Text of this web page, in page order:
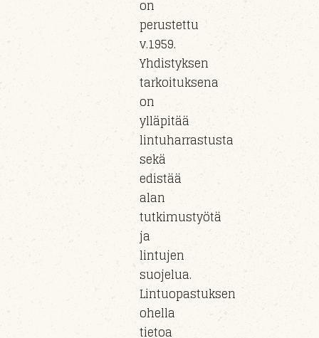
on
perustettu
v.1959.
Yhdistyksen
tarkoituksena
on
ylläpitää
lintuharrastusta
sekä
edistää
alan
tutkimustyötä
ja
lintujen
suojelua.
Lintuopastuksen
ohella
tietoa